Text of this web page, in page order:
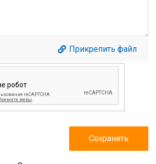
Прикрепить файл